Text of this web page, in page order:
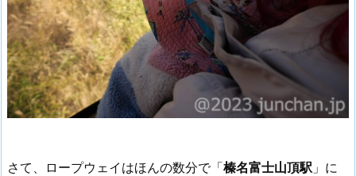
さて、ロープウェイはほんの数分で「榛名富士山頂駅 」に